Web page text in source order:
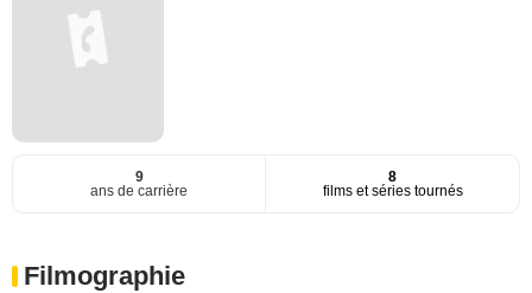
9
ans de carrière
8
films et séries tournés
Filmographie